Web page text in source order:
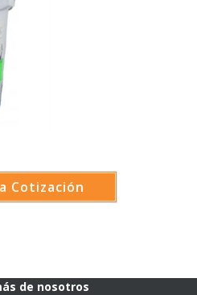
Cotización
de nosotros